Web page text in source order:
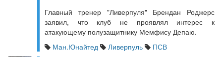
Главный тренер "Ливерпуля" Брендан Роджерс
заявил, что клуб не проявлял интерес к
атакующему полузащитнику Мемфису Депаю.
Ман.Юнайтед
Ливерпуль ПСВ